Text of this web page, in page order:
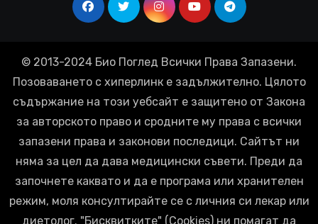
© 2013-2024 Био Поглед Всички Права Запазени.
Позоваването с хиперлинк е задължително. Цялото
съдържание на този уебсайт е защитено от Закона
за авторското право и сродните му права с всички
запазени права и законови последици. Сайтът ни
няма за цел да дава медицински съвети. Преди да
започнете каквато и да е програма или хранителен
режим, моля консултирайте се с личния си лекар или
диетолог. "Бисквитките" (Cookies) ни помагат да